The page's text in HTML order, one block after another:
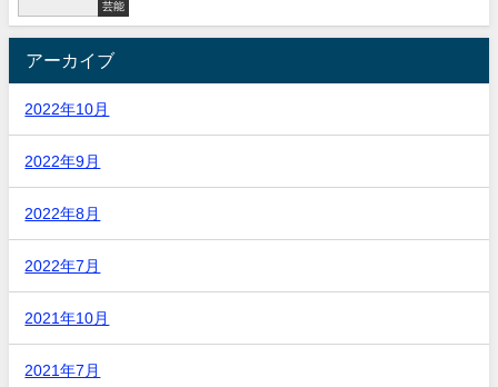
芸能
アーカイブ
2022年10月
2022年9月
2022年8月
2022年7月
2021年10月
2021年7月